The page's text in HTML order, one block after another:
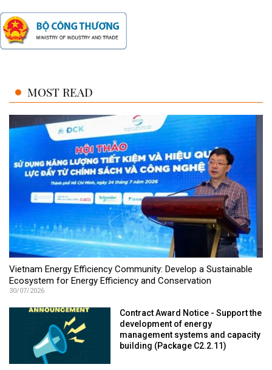
MOST READ
Vietnam Energy Efficiency Community: Develop a Sustainable
Ecosystem for Energy Efficiency and Conservation
30/07/2026
Contract Award Notice - Support the
development of energy
management systems and capacity
building (Package C2.2.11)